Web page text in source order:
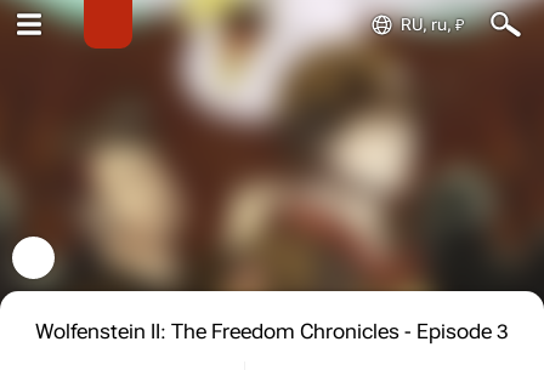
RU, ru, ₽
Wolfenstein II: The Freedom Chronicles - Episode 3